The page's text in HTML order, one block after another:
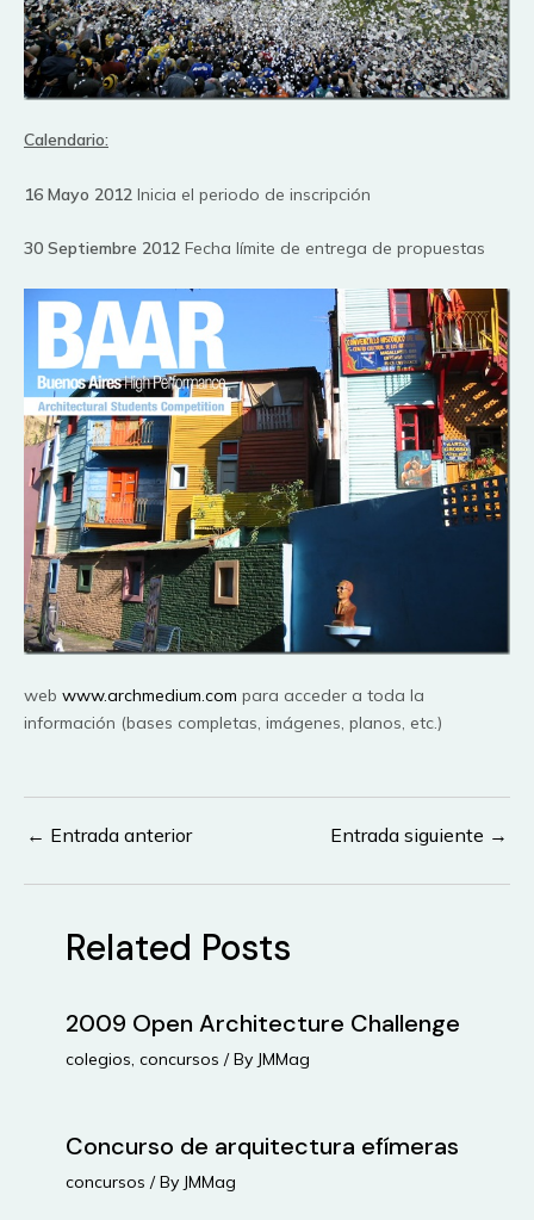
Calendario:
16 Mayo 2012 Inicia el periodo de inscripción
30 Septiembre 2012 Fecha límite de entrega de propuestas
web www.archmedium.com para acceder a toda la
información (bases completas, imágenes, planos, etc.)
Navegación
entradas
← Entrada anterior Entrada siguiente →
Related Posts
2009 Open Architecture Challenge
colegios, concursos / By JMMag
Concurso de arquitectura efímeras
concursos / By JMMag